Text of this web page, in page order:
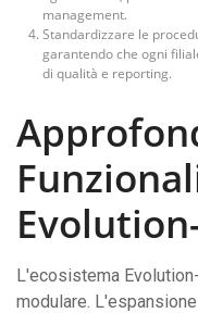
management.
Standardizzare le
garantendo che ogni
di qualità e reporting.
L'ecosistema
modulare.